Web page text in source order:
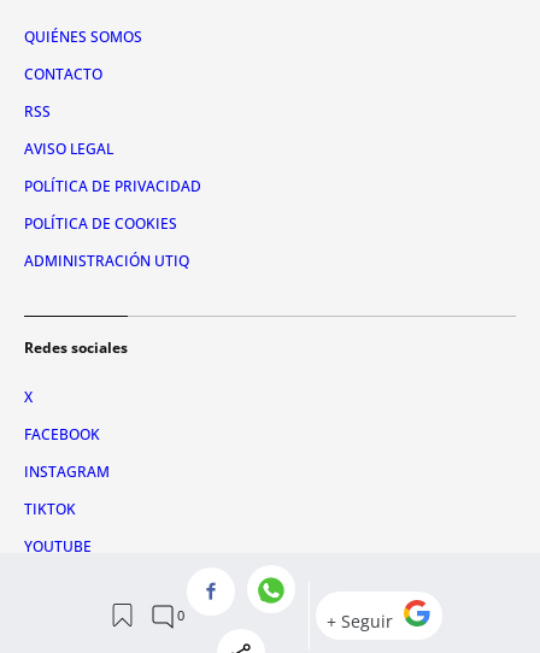
QUIÉNES SOMOS
CONTACTO
RSS
AVISO LEGAL
POLÍTICA DE PRIVACIDAD
POLÍTICA DE COOKIES
ADMINISTRACIÓN UTIQ
Redes sociales
X
FACEBOOK
INSTAGRAM
TIKTOK
YOUTUBE